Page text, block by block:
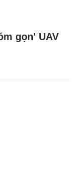
gọn' UAV